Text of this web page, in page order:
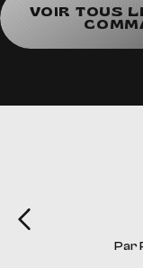
VOIR TOUS
Par